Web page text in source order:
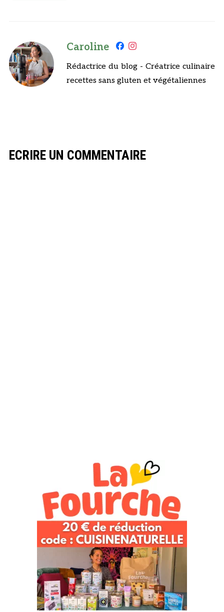
Caroline
Rédactrice du blog - Créatrice culinaire
recettes sans gluten et végétaliennes
ECRIRE UN COMMENTAIRE